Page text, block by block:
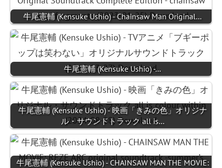
牛尾憲輔 (Kensuke Ushio) - Chainsaw Man Original…
牛尾憲輔 (Kensuke Ushio) -…
牛尾憲輔 (Kensuke Ushio) - 映画「きみの色」オリジナ
ル・サウンドトラック all is…
牛尾憲輔 (Kensuke Ushio) - CHAINSAW MAN THE MOVIE: